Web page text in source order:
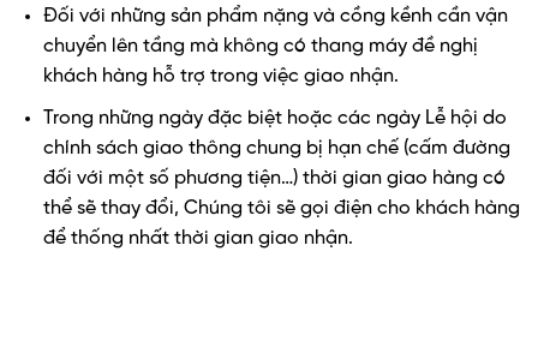
Đối với những sản phẩm nặng và cồng kềnh cần vận
chuyển lên tầng mà không có thang máy đề nghị
khách hàng hỗ trợ trong việc giao nhận.
Trong những ngày đặc biệt hoặc các ngày Lễ hội do
chính sách giao thông chung bị hạn chế (cấm đường
đối với một số phương tiện…) thời gian giao hàng có
thể sẽ thay đổi, Chúng tôi sẽ gọi điện cho khách hàng
để thống nhất thời gian giao nhận.